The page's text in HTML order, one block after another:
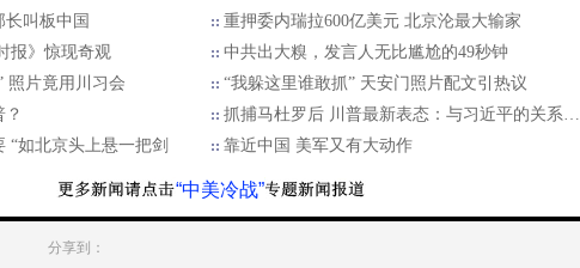
叫板中国
重押委内瑞拉600亿美元 北京沦最大输家
报》惊现奇观
中共出大糗，发言人无比尴尬的49秒钟
照片竟用川习会
“我躲这里谁敢抓” 天安门照片配文引热议
抓捕马杜罗后 川普最新表态：与习近平的关系…
“如北京头上悬一把剑
靠近中国 美军又有大动作
“中美冷战”
分享到：